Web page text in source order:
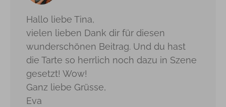
Hallo liebe Tina,
vielen lieben Dank dir für diesen
wunderschönen Beitrag. Und du hast
die Tarte so herrlich noch dazu in Szene
gesetzt! Wow!
Ganz liebe Grüsse,
Eva